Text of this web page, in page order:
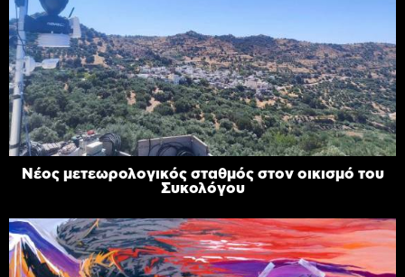
Νέος μετεωρολογικός σταθμός στον οικισμό του
Συκολόγου